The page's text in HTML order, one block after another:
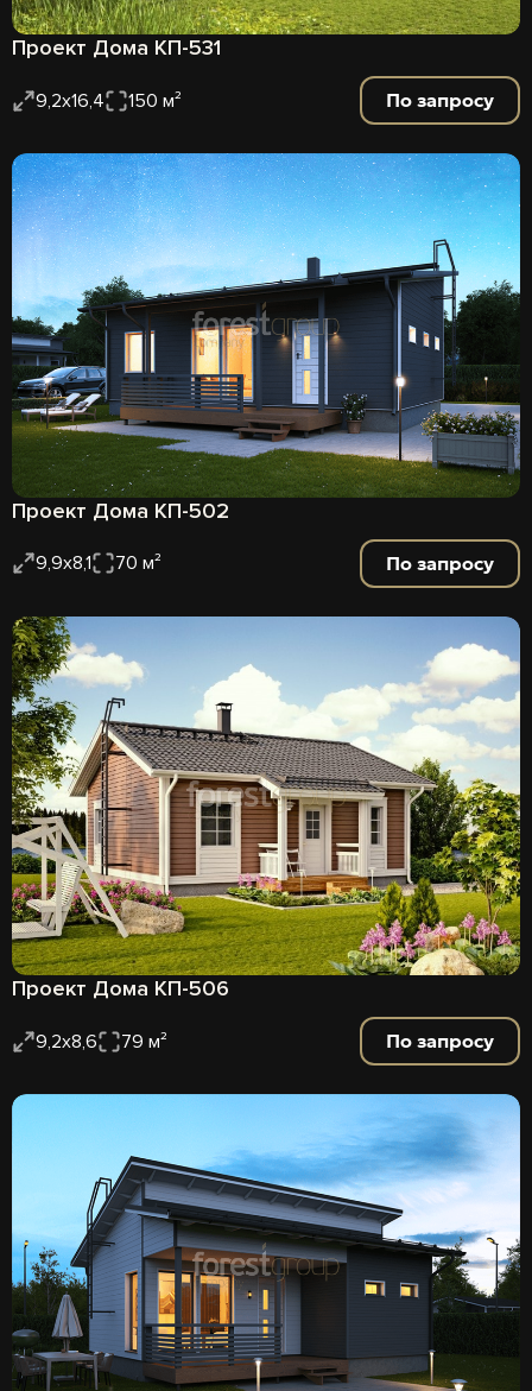
Проект Дома КП-531
9,2х16,4 150 м² По запросу
Проект Дома КП-502
9,9х8,1 70 м² По запросу
Проект Дома КП-506
9,2х8,6 79 м² По запросу